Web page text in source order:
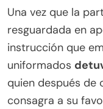
Una vez que la
resguardada en
instrucción que
uniformados
quien después de
consagra a su